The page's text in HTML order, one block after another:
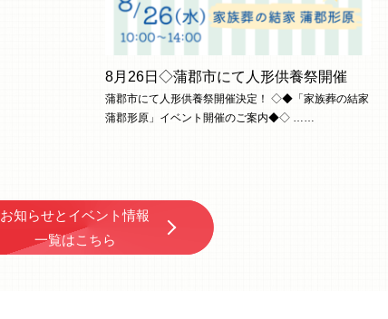
8月26日◇蒲郡市にて人形供養祭開催
蒲郡市にて人形供養祭開催決定！ ◇◆「家族葬の結家
蒲郡形原」イベント開催のご案内◆◇ ……
お知らせとイベント情報
一覧はこちら